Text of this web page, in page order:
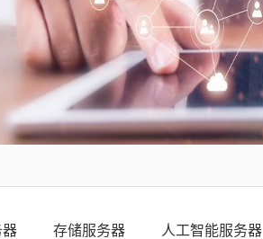
器 存储服务器 人工智能服务器